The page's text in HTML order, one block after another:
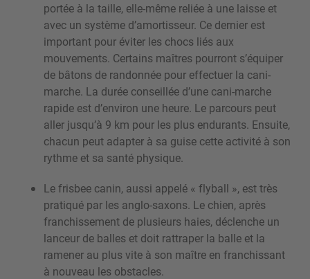
portée à la taille, elle-même reliée à une laisse et
avec un système d’amortisseur. Ce dernier est
important pour éviter les chocs liés aux
mouvements. Certains maîtres pourront s’équiper
de bâtons de randonnée pour effectuer la cani-
marche. La durée conseillée d’une cani-marche
rapide est d’environ une heure. Le parcours peut
aller jusqu’à 9 km pour les plus endurants. Ensuite,
chacun peut adapter à sa guise cette activité à son
rythme et sa santé physique.
Le frisbee canin, aussi appelé « flyball », est très
pratiqué par les anglo-saxons. Le chien, après
franchissement de plusieurs haies, déclenche un
lanceur de balles et doit rattraper la balle et la
ramener au plus vite à son maître en franchissant
à nouveau les obstacles.